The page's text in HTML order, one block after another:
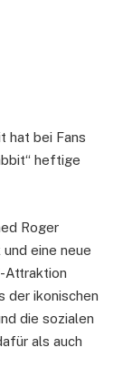
hat bei Fans
heftige
Roger
und eine neue
Attraktion
der ikonischen
die sozialen
als auch